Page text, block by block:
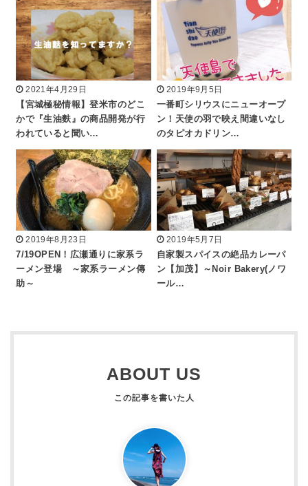
2021年4月29日
【宮城極秘情報】登米市のどこ
かで『生油麩』の商品開発が行
われていると聞い…
2019年9月5日
一番町シリウスにニューオープ
ン！天使の羽で映え間違いなし
のタピオカドリン…
2019年8月23日
7/19OPEN！広瀬通りに家系ラ
ーメン登場 ～家系ラーメン傳
助～
2019年5月7日
自家製スパイスの絶品カレーパ
ン【加茂】～Noir Bakery(ノワ
ール…
ABOUT US